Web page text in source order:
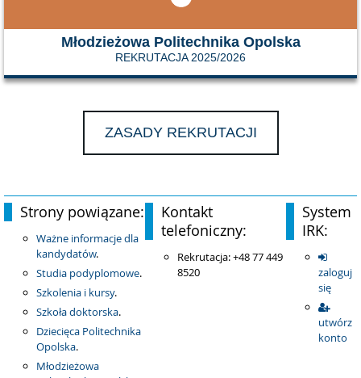
Młodzieżowa Politechnika Opolska
REKRUTACJA 2025/2026
ZASADY REKRUTACJI
Strony powiązane:
Ważne informacje dla
kandydatów.
Studia podyplomowe.
Szkolenia i kursy.
Szkoła doktorska.
Dziecięca Politechnika
Opolska.
Młodzieżowa
Kontakt
telefoniczny:
Rekrutacja: +48 77 449
8520
System
IRK:
zaloguj
się
utwórz
konto